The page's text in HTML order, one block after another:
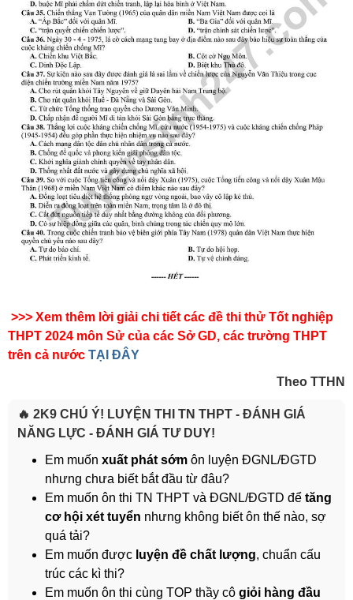
>>> Xem thêm lời giải chi tiết các đề thi thử Tốt nghiệp
THPT 2024 môn Sử của các Sở GD, các trường THPT
trên cả nước TẠI ĐÂY
Theo TTHN
🔥 2K9 CHÚ Ý! LUYỆN THI TN THPT - ĐÁNH GIÁ
NĂNG LỰC - ĐÁNH GIÁ TƯ DUY!
Em muốn xuất phát sớm ôn luyện ĐGNL/ĐGTD
nhưng chưa biết bắt đầu từ đâu?
Em muốn ôn thi TN THPT và ĐGNL/ĐGTD để tăng
cơ hội xét tuyển nhưng không biết ôn thế nào, sợ
quá tải?
Em muốn được luyện đề chất lượng, chuẩn cấu
trúc các kì thi?
Em muốn ôn thi cùng TOP thầy cô giỏi hàng đầu